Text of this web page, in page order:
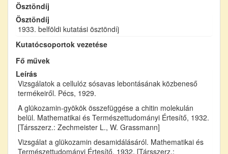
Ösztöndíj
Ösztöndíj
1933. belföldi kutatási ösztöndíj
Kutatócsoportok vezetése
Fő művek
Leírás
Vizsgálatok a cellulóz sósavas lebontásának közbeneső
termékeiről. Pécs, 1929.
A glükozamin-gyökök összefüggése a chitin molekulán
belül. Mathematikai és Természettudományi Értesítő, 1932.
[Társszerz.: Zechmeister L., W. Grassmann]
Vizsgálat a glükozamin desamidálásáról. Mathematikai és
Természettudományi Értesítő, 1932. [Társszerz.: